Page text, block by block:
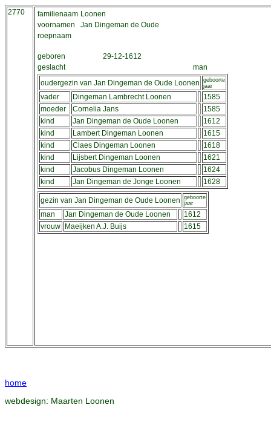
2770 familienaam Loonen
voornamen
Jan Dingeman de Oude
roepnaam
geboren
29-12-1612
geslacht
man
oudergezin van Jan Dingeman de Oude Loonen
geboorte
jaar
vader Dingeman Lambrecht Loonen
1585
moeder
Cornelia Jans
1585
kind
Jan Dingeman de Oude Loonen
1612
kind
Lambert Dingeman Loonen
1615
kind
Claes Dingeman Loonen
1618
kind
Lijsbert Dingeman Loonen
1621
kind
Jacobus Dingeman Loonen
1624
kind
Jan Dingeman de Jonge Loonen 1628
gezin van Jan Dingeman de Oude Loonen
geboorte
jaar
man Jan Dingeman de Oude Loonen
1612
vrouw
Maeijken A.J. Buijs 1615
home
webdesign: Maarten Loonen